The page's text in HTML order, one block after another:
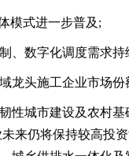
模式进一步普及;
、数字化调度需求持
龙头施工企业市场份
性城市建设及农村
来仍将保持较高投